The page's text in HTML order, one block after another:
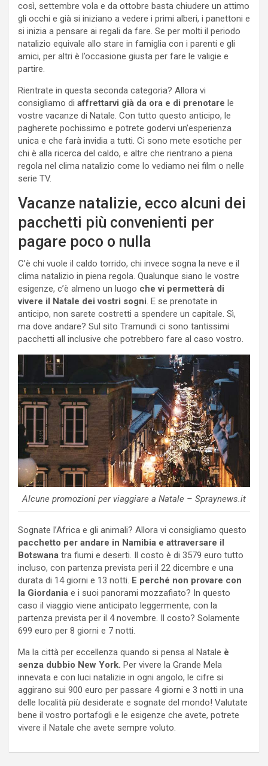
così, settembre vola e da ottobre basta chiudere un attimo
gli occhi e già si iniziano a vedere i primi alberi, i panettoni e
si inizia a pensare ai regali da fare. Se per molti il periodo
natalizio equivale allo stare in famiglia con i parenti e gli
amici, per altri è l’occasione giusta per fare le valigie e
partire.
Rientrate in questa seconda categoria? Allora vi
consigliamo di affrettarvi già da ora e di prenotare le
vostre vacanze di Natale. Con tutto questo anticipo, le
pagherete pochissimo e potrete godervi un’esperienza
unica e che farà invidia a tutti. Ci sono mete esotiche per
chi è alla ricerca del caldo, e altre che rientrano a piena
regola nel clima natalizio come lo vediamo nei film o nelle
serie TV.
Vacanze natalizie, ecco alcuni dei
pacchetti più convenienti per
pagare poco o nulla
C’è chi vuole il caldo torrido, chi invece sogna la neve e il
clima natalizio in piena regola. Qualunque siano le vostre
esigenze, c’è almeno un luogo che vi permetterà di
vivere il Natale dei vostri sogni. E se prenotate in
anticipo, non sarete costretti a spendere un capitale. Sì,
ma dove andare? Sul sito Tramundi ci sono tantissimi
pacchetti all inclusive che potrebbero fare al caso vostro.
Alcune promozioni per viaggiare a Natale – Spraynews.it
Sognate l’Africa e gli animali? Allora vi consigliamo questo
pacchetto per andare in Namibia e attraversare il
Botswana tra fiumi e deserti. Il costo è di 3579 euro tutto
incluso, con partenza prevista peri il 22 dicembre e una
durata di 14 giorni e 13 notti. E perché non provare con
la Giordania e i suoi panorami mozzafiato? In questo
caso il viaggio viene anticipato leggermente, con la
partenza prevista per il 4 novembre. Il costo? Solamente
699 euro per 8 giorni e 7 notti.
Ma la città per eccellenza quando si pensa al Natale è
senza dubbio New York. Per vivere la Grande Mela
innevata e con luci natalizie in ogni angolo, le cifre si
aggirano sui 900 euro per passare 4 giorni e 3 notti in una
delle località più desiderate e sognate del mondo! Valutate
bene il vostro portafogli e le esigenze che avete, potrete
vivere il Natale che avete sempre voluto.